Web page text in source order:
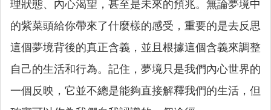
理狀態、內心渴望，甚至是未來的預兆。無論夢境中
的紫菜頭給你帶來了什麼樣的感受，重要的是去反思
這個夢境背後的真正含義，並且根據這個含義來調整
自己的生活和行為。記住，夢境只是我們內心世界的
一個反映，它並不總是能夠直接解釋我們的生活，但